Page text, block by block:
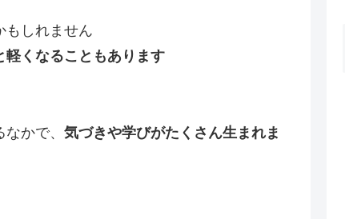
もしれません
軽くなることもあります
かで、 気づきや学びがたくさん生まれま